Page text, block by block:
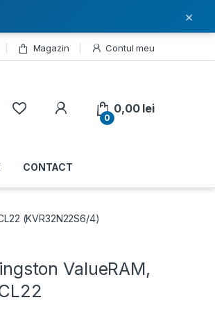
Magazin Contul meu
My Account
0
0,00 lei
CONTACT
(KVR32N22S6/4)
ValueRAM,
×